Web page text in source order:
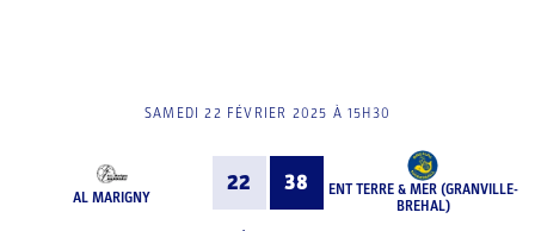
SAMEDI 22 FÉVRIER 2025 À 15H30
AL MARIGNY
22 38
ENT TERRE & MER (GRANVILLE-
BREHAL)